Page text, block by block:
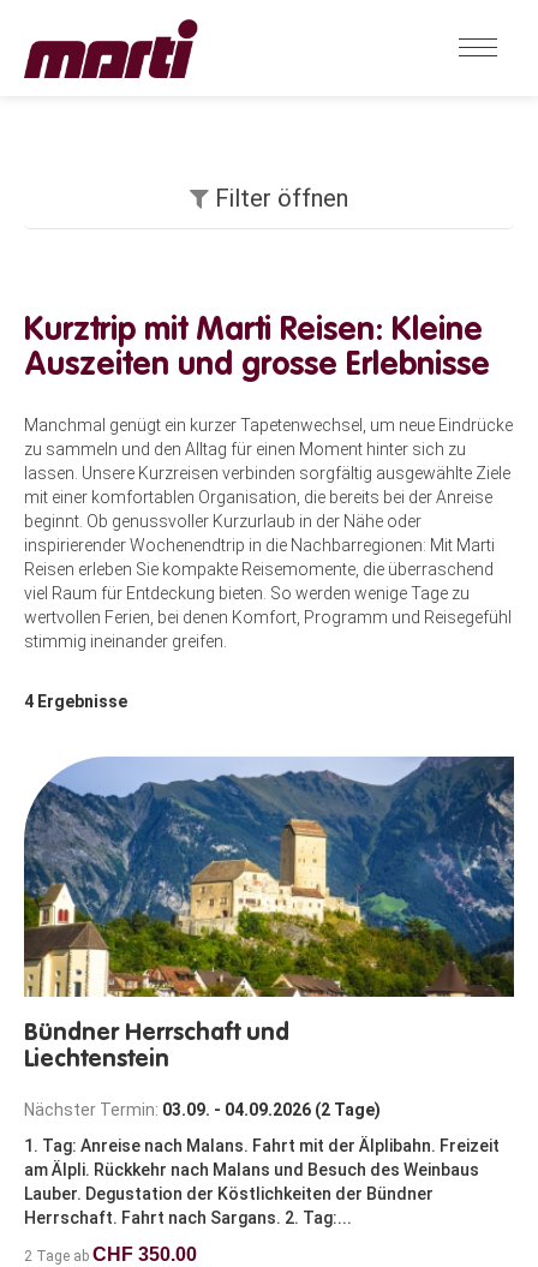
Filter öffnen
Kurztrip mit Marti Reisen: Kleine
Auszeiten und grosse Erlebnisse
Manchmal genügt ein kurzer Tapetenwechsel, um neue Eindrücke
zu sammeln und den Alltag für einen Moment hinter sich zu
lassen. Unsere Kurzreisen verbinden sorgfältig ausgewählte Ziele
mit einer komfortablen Organisation, die bereits bei der Anreise
beginnt. Ob genussvoller Kurzurlaub in der Nähe oder
inspirierender Wochenendtrip in die Nachbarregionen: Mit Marti
Reisen erleben Sie kompakte Reisemomente, die überraschend
viel Raum für Entdeckung bieten. So werden wenige Tage zu
wertvollen Ferien, bei denen Komfort, Programm und Reisegefühl
stimmig ineinander greifen.
4 Ergebnisse
Bündner Herrschaft und
Liechtenstein
Nächster Termin: 03.09. - 04.09.2026 (2 Tage)
1. Tag: Anreise nach Malans. Fahrt mit der Älplibahn. Freizeit
am Älpli. Rückkehr nach Malans und Besuch des Weinbaus
Lauber. Degustation der Köstlichkeiten der Bündner
Herrschaft. Fahrt nach Sargans. 2. Tag:...
2 Tage ab CHF 350.00